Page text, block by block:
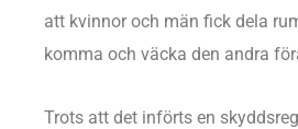
att kvinnor och män fick dela
komma och väcka den andra
Trots att det införts en